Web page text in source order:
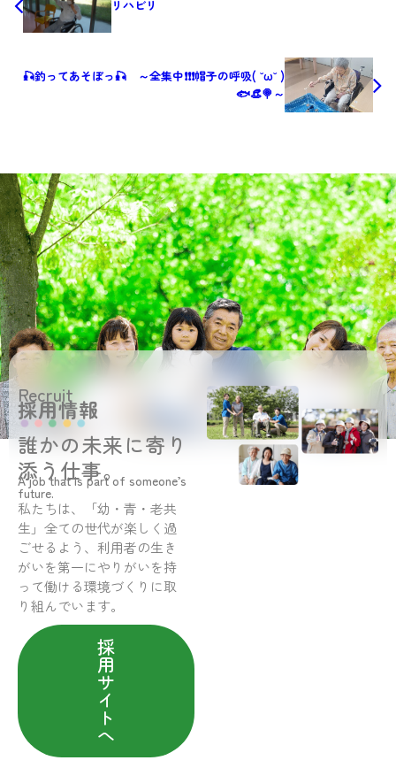
リハビリ
🎣釣ってあそぼっ🎣 ～全集中❗❗❗帽子の呼吸( ˘ω˘ )
🐟👒🍭～
Recruit
採用情報
誰かの未来に寄り
添う仕事。
A job that is part of someone’s
future.
私たちは、「幼・青・老共
生」全ての世代が楽しく過
ごせるよう、利用者の生き
がいを第一にやりがいを持
って働ける環境づくりに取
り組んでいます。
採
用
サ
イ
ト
へ